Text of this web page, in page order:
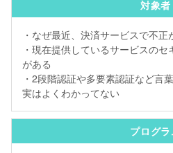
対象者
・なぜ最近、決済サービスで不
・現在提供しているサービスの
がある
・2段階認証や多要素認証など言
実はよくわかってない
プログラ